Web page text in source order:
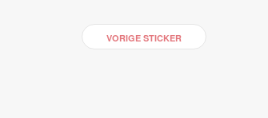
VORIGE STICKER